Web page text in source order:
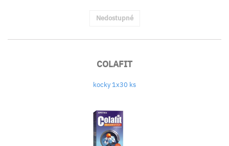
Nedostupné
COLAFIT
kocky 1x30 ks